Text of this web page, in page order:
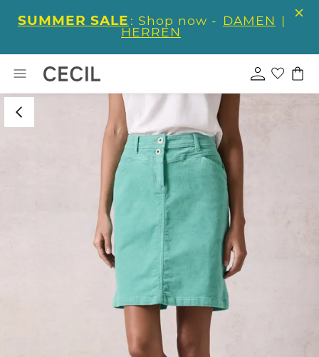
SUMMER SALE : Shop now - DAMEN |
HERREN